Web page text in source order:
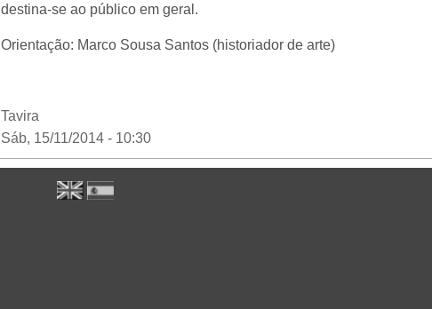
destina-se ao público em geral.
Orientação: Marco Sousa Santos (historiador de arte)
Tavira
Sáb, 15/11/2014 - 10:30